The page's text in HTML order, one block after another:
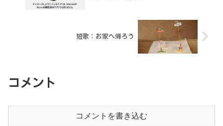
短歌：お家へ帰ろう
コメント
コメントを書き込む